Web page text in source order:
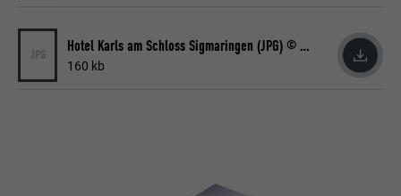
JPG Hotel Karls am Schloss Sigmaringen (JPG) © PREFA | Michael Zinke
160 kb